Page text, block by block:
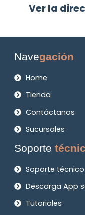
Ver la
Navegación
Home
Tienda
Contáctanos
Sucursales
Soporte
Soporte
Descarga App
Tutoriales